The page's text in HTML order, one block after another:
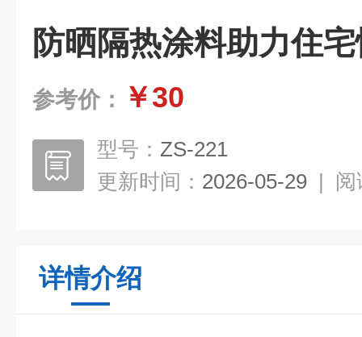
防晒隔热涂料助力住
参考价： ￥30
型号： ZS-221
更新时间： 2026-05-29 | 阅
详情介绍